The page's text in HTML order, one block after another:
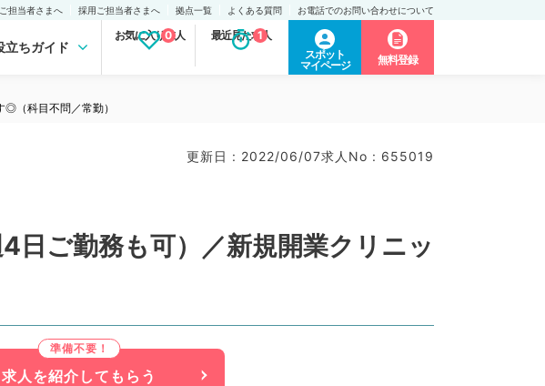
担当者さまへ 採用ご担当者さまへ 拠点一覧 よくある質問 お電話でのお問い合わせについて
立ちガイド
お気に入り求人
0 最近見た求人
1
スポット
マイページ
無料登録
◎（科目不問／常勤）
更新日 : 2022/06/07求人No : 655019
日ご勤務も可）／新規開業クリニッ
求人を紹介してもらう